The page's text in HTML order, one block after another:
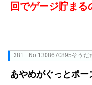
回でゲージ貯ま
381: No.1308670895そうだ
あやめがぐっとポ